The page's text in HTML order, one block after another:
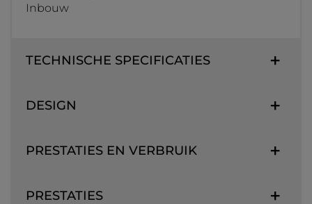
Inbouw
TECHNISCHE SPECIFICATIES
DESIGN
PRESTATIES EN VERBRUIK
PRESTATIES